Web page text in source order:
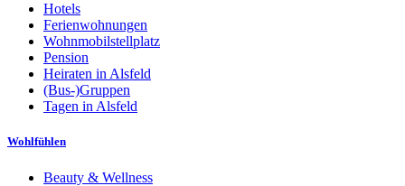
Hotels
Ferienwohnungen
Wohnmobilstellplatz
Pension
Heiraten in Alsfeld
(Bus-)Gruppen
Tagen in Alsfeld
Wohlfühlen
Beauty & Wellness